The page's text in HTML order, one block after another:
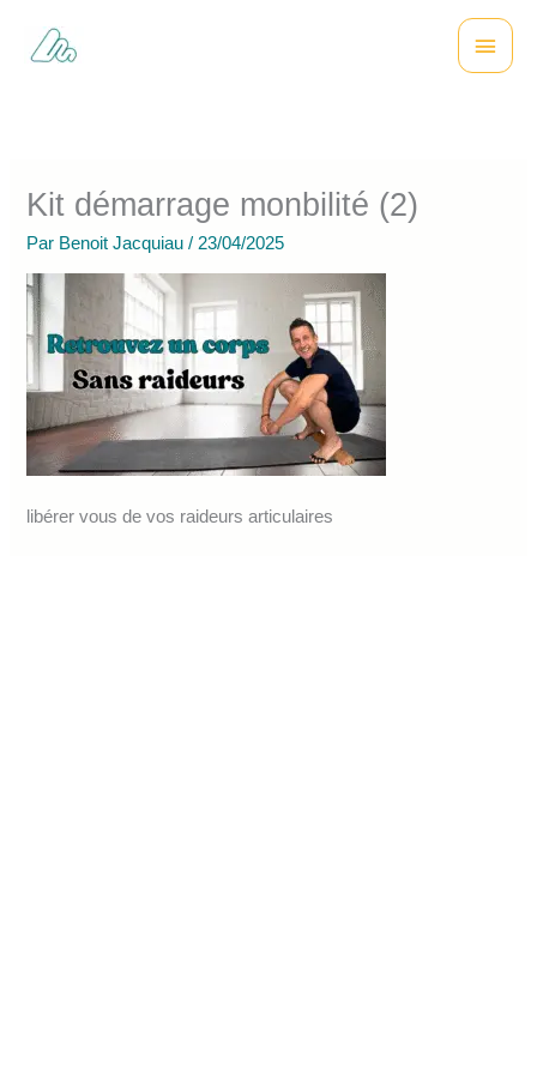
contenu
Menu
Kit démarrage monbilité (2)
Par Benoit Jacquiau/ 23/04/2025
libérer vous de vos raideurs articulaires